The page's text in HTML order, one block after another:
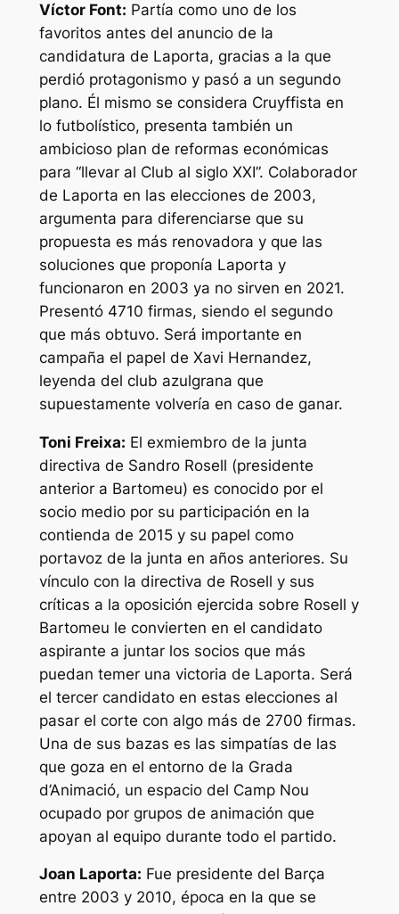
Víctor Font: Partía como uno de los
favoritos antes del anuncio de la
candidatura de Laporta, gracias a la que
perdió protagonismo y pasó a un segundo
plano. Él mismo se considera Cruyffista en
lo futbolístico, presenta también un
ambicioso plan de reformas económicas
para “llevar al Club al siglo XXI”. Colaborador
de Laporta en las elecciones de 2003,
argumenta para diferenciarse que su
propuesta es más renovadora y que las
soluciones que proponía Laporta y
funcionaron en 2003 ya no sirven en 2021.
Presentó 4710 firmas, siendo el segundo
que más obtuvo. Será importante en
campaña el papel de Xavi Hernandez,
leyenda del club azulgrana que
supuestamente volvería en caso de ganar.
Toni Freixa: El exmiembro de la junta
directiva de Sandro Rosell (presidente
anterior a Bartomeu) es conocido por el
socio medio por su participación en la
contienda de 2015 y su papel como
portavoz de la junta en años anteriores. Su
vínculo con la directiva de Rosell y sus
críticas a la oposición ejercida sobre Rosell y
Bartomeu le convierten en el candidato
aspirante a juntar los socios que más
puedan temer una victoria de Laporta. Será
el tercer candidato en estas elecciones al
pasar el corte con algo más de 2700 firmas.
Una de sus bazas es las simpatías de las
que goza en el entorno de la Grada
d’Animació, un espacio del Camp Nou
ocupado por grupos de animación que
apoyan al equipo durante todo el partido.
Joan Laporta: Fue presidente del Barça
entre 2003 y 2010, época en la que se